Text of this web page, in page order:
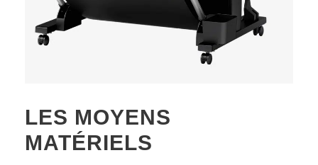
LES MOYENS
MATÉRIELS